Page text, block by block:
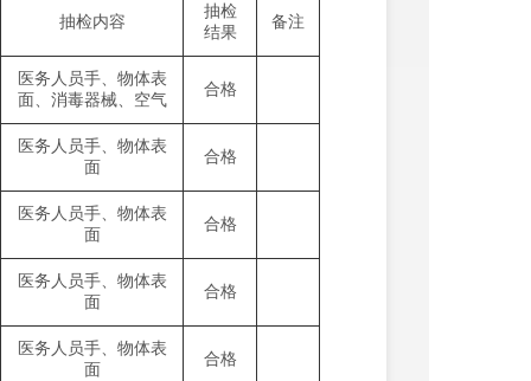
抽检内容
抽检
结果
备注
医务人员手、物体表
面、消毒器械、空气
合格
医务人员手、物体表
面
合格
医务人员手、物体表
面
合格
医务人员手、物体表
面
合格
医务人员手、物体表
面
合格